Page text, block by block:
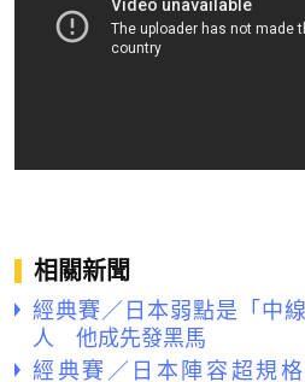
相關新聞
經典賽／日本弱點是「中
人 他成先發黑馬
經典賽／日本陣容超規